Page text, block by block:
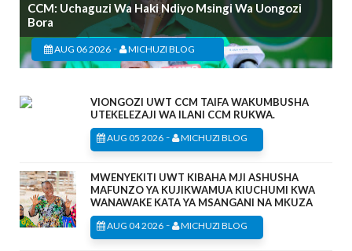
CCM: Uchaguzi Wa Haki Ndiyo Msingi Wa Uongozi
Bora
AUG 06 2026 - MICHUZI BLOG
VIONGOZI UWT CCM TAIFA WAKUMBUSHA
UTEKELEZAJI WA ILANI CCM RUKWA.
AUG 05 2026 - MICHUZI BLOG
MWENYEKITI UWT KIBAHA MJI ASHUSHA
MAFUNZO YA KUJIKWAMUA KIUCHUMI KWA
WANAWAKE KATA YA MSANGANI NA MKUZA
AUG 04 2026 - MICHUZI BLOG